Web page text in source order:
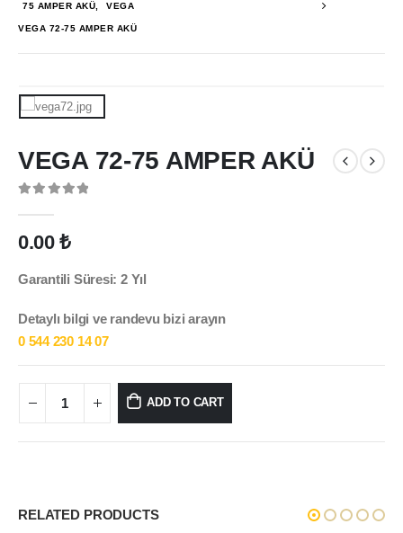
75 AMPER AKÜ VEGA
VEGA 72-75 AMPER AKÜ
VEGA 72-75 AMPER AKÜ
0.00 ₺
Garantili Süresi: 2 Yıl
Detaylı bilgi ve randevu bizi arayın
0 544 230 14 07
ADD TO CART
RELATED PRODUCTS